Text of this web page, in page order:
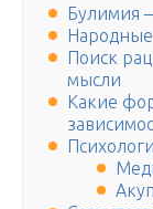
Булимия
Поиск
мысли
Какие